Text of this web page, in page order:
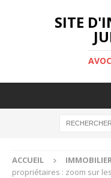
SITE
ACCUEIL
propriétaires : zoom sur